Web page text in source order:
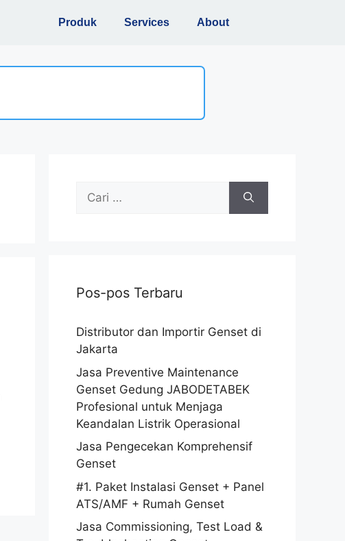
Produk Services About
Pos-pos Terbaru
Distributor dan Importir Genset di
Jakarta
Jasa Preventive Maintenance
Genset Gedung JABODETABEK
Profesional untuk Menjaga
Keandalan Listrik Operasional
Jasa Pengecekan Komprehensif
Genset
#1. Paket Instalasi Genset + Panel
ATS/AMF + Rumah Genset
Jasa Commissioning, Test Load &